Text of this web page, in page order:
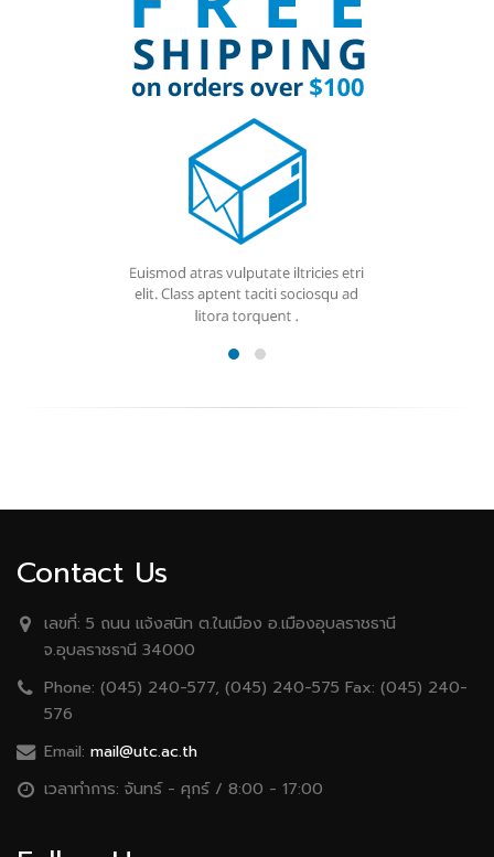
Contact Us
เลขที่: 5 ถนน เเจ้งสนิท ต.ในเมือง อ.เมืองอุบลราชธานี
จ.อุบลราชธานี 34000
Phone: (045) 240-577, (045) 240-575 Fax: (045) 240-
576
Email: mail@utc.ac.th
เวลาทำการ: จันทร์ - ศุกร์ / 8:00 - 17:00